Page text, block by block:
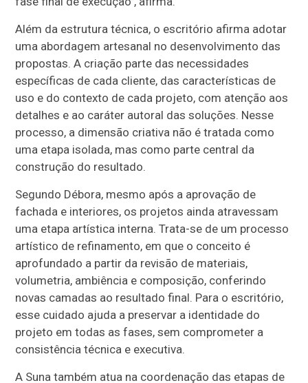
Além da estrutura técnica, o escritório afirma adotar
uma abordagem artesanal no desenvolvimento das
propostas. A criação parte das necessidades
específicas de cada cliente, das características de
uso e do contexto de cada projeto, com atenção aos
detalhes e ao caráter autoral das soluções. Nesse
processo, a dimensão criativa não é tratada como
uma etapa isolada, mas como parte central da
construção do resultado.
Segundo Débora, mesmo após a aprovação de
fachada e interiores, os projetos ainda atravessam
uma etapa artística interna. Trata-se de um processo
artístico de refinamento, em que o conceito é
aprofundado a partir da revisão de materiais,
volumetria, ambiência e composição, conferindo
novas camadas ao resultado final. Para o escritório,
esse cuidado ajuda a preservar a identidade do
projeto em todas as fases, sem comprometer a
consistência técnica e executiva.
A Suna também atua na coordenação das etapas de